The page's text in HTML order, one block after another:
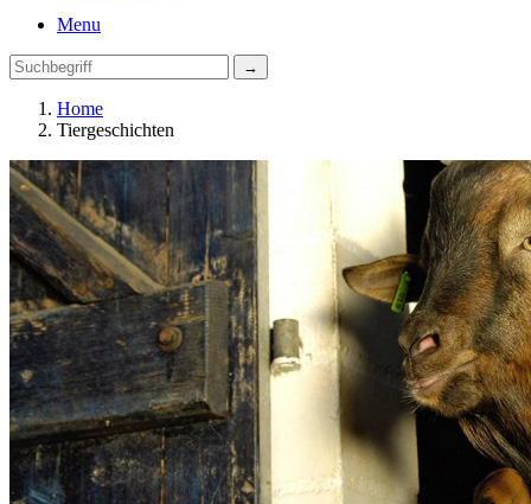
Menu
Home
Tiergeschichten